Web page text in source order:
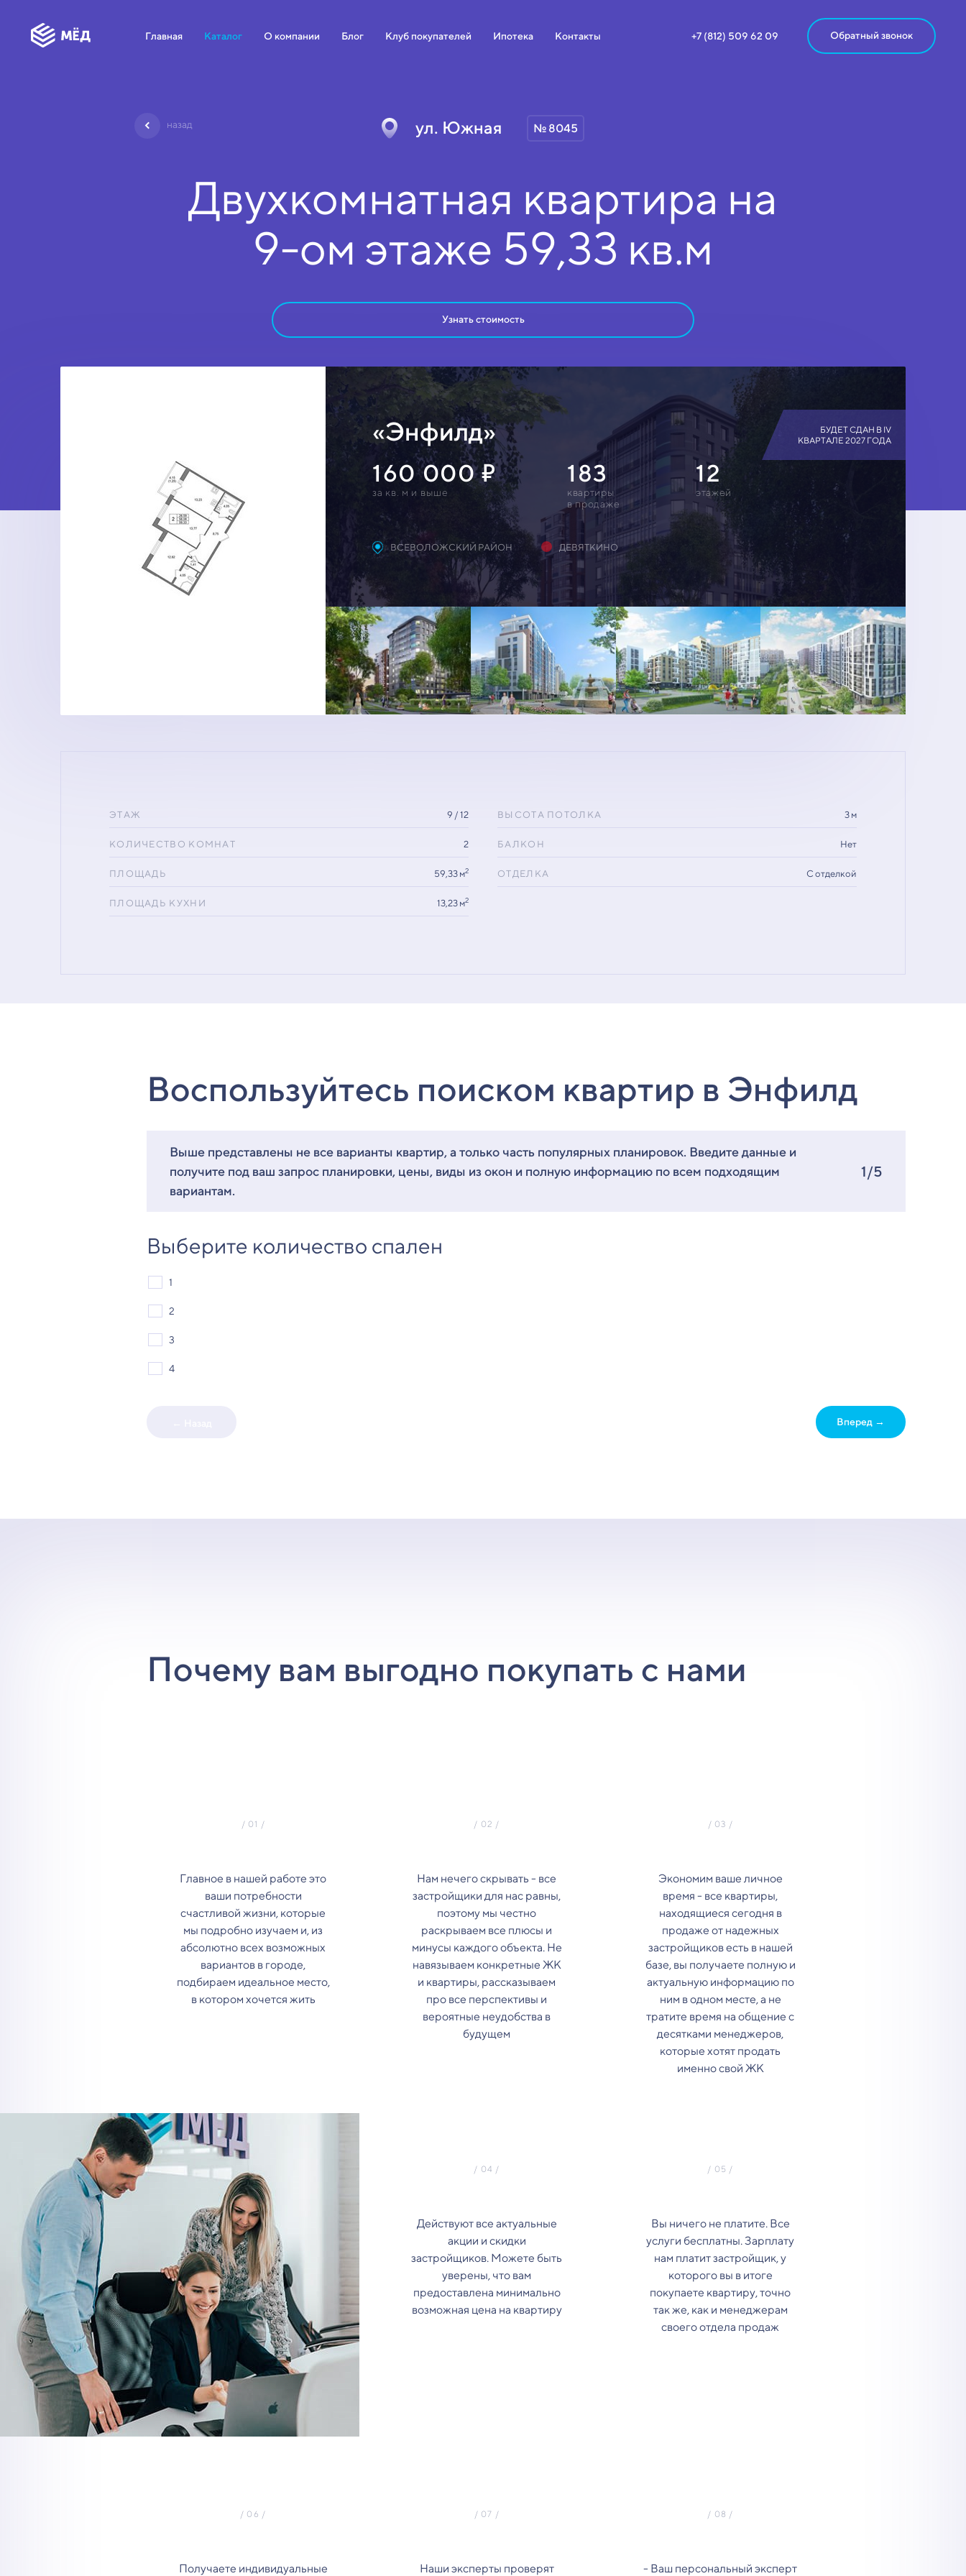
Главная Каталог О компании Блог Клуб покупателей Ипотека Контакты +7 (812) 509 62 09 Обратный звонок
назад ул. Южная № 8045
Двухкомнатная квартира на
9-ом этаже 59,33 кв.м
Узнать стоимость
«Энфилд»
БУДЕТ СДАН В IV
КВАРТАЛЕ 2027 ГОДА
160 000
за кв. м и выше
183
квартиры
в продаже
12
этажей
ВСЕВОЛОЖСКИЙ РАЙОН ДЕВЯТКИНО
ЭТАЖ 9 / 12
КОЛИЧЕСТВО КОМНАТ 2
ПЛОЩАДЬ 59,33 м2
ПЛОЩАДЬ КУХНИ 13,23 м2
ВЫСОТА ПОТОЛКА 3 м
БАЛКОН Нет
ОТДЕЛКА С отделкой
Воспользуйтесь поиском квартир в Энфилд
Выше представлены не все варианты квартир, а только часть популярных планировок. Введите данные и
получите под ваш запрос планировки, цены, виды из окон и полную информацию по всем подходящим
вариантам.
1/5
Выберите количество спален
1
2
3
4
Вперед →
Почему вам выгодно покупать с нами
Главное в нашей работе это
ваши потребности
счастливой жизни, которые
мы подробно изучаем и, из
абсолютно всех возможных
вариантов в городе,
подбираем идеальное место,
в котором хочется жить
Нам нечего скрывать - все
застройщики для нас равны,
поэтому мы честно
раскрываем все плюсы и
минусы каждого объекта. Не
навязываем конкретные ЖК
и квартиры, рассказываем
про все перспективы и
вероятные неудобства в
будущем
Экономим ваше личное
время - все квартиры,
находящиеся сегодня в
продаже от надежных
застройщиков есть в нашей
базе, вы получаете полную и
актуальную информацию по
ним в одном месте, а не
тратите время на общение с
десятками менеджеров,
которые хотят продать
именно свой ЖК
Действуют все актуальные
акции и скидки
застройщиков. Можете быть
уверены, что вам
предоставлена минимально
возможная цена на квартиру
Вы ничего не платите. Все
услуги бесплатны. Зарплату
нам платит застройщик, у
которого вы в итоге
покупаете квартиру, точно
так же, как и менеджерам
своего отдела продаж
Получаете индивидуальные Наши эксперты проверят - Ваш персональный эксперт